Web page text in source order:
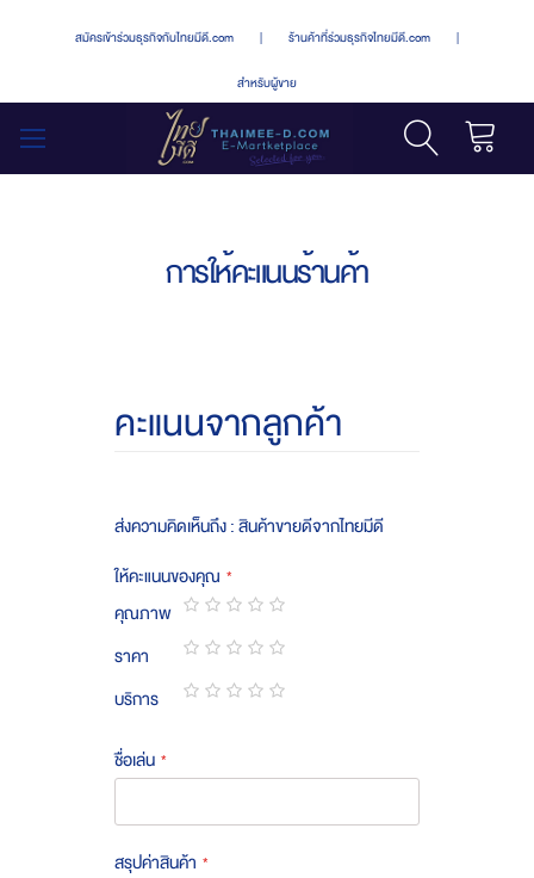
สมัครเข้าร่วมธุรกิจกับไทยมีดี.com | ร้านค้าที่ร่วมธุรกิจไทยมีดี.com |
สำหรับผู้ขาย
การให้คะแนนร้านค้า
คะแนนจากลูกค้า
ส่งความคิดเห็นถึง : สินค้าขายดีจากไทยมีดี
ให้คะแนนของคุณ
คุณภาพ
1
star
2
stars
3
stars
4
stars
5
stars
ราคา
1
star
2
stars
3
stars
4
stars
5
stars
บริการ
ชื่อเล่น
สรุปค่าสินค้า